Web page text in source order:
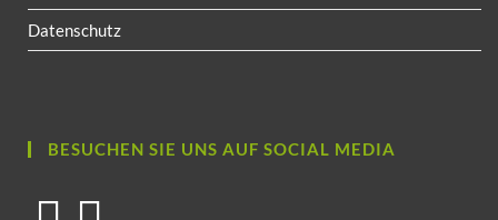
Datenschutz
BESUCHEN SIE UNS AUF SOCIAL MEDIA